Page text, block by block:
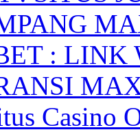
: LINK
Casino